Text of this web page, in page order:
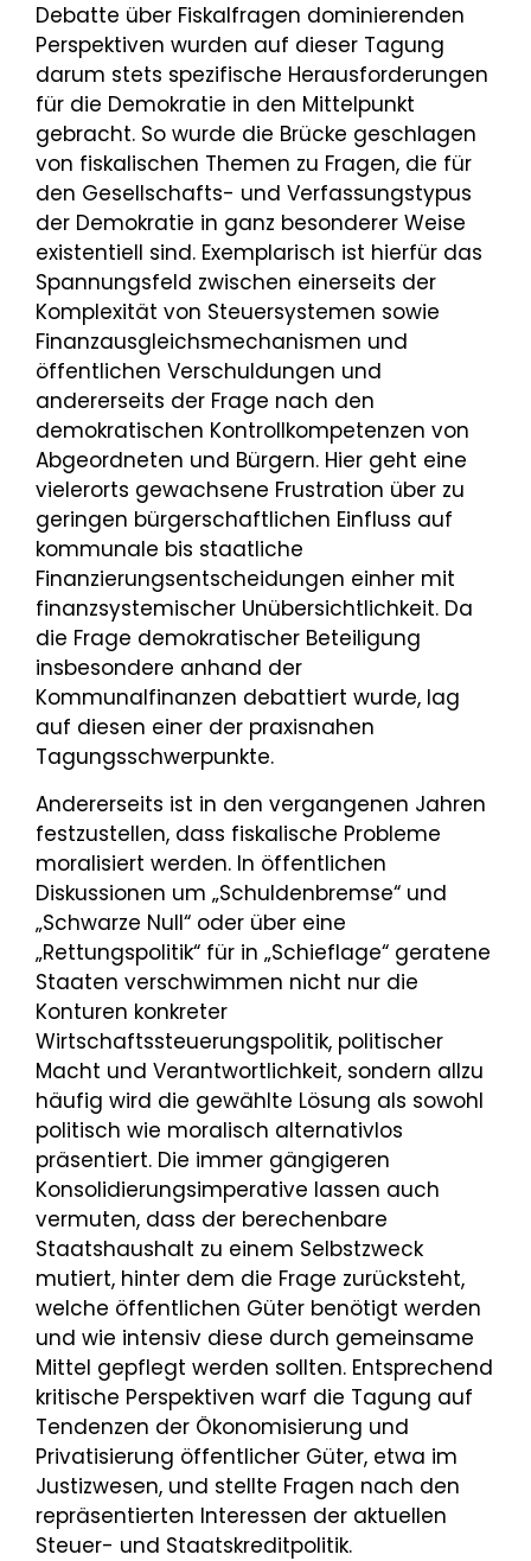
Debatte über Fiskalfragen dominierenden
Perspektiven wurden auf dieser Tagung
darum stets spezifische Herausforderungen
für die Demokratie in den Mittelpunkt
gebracht. So wurde die Brücke geschlagen
von fiskalischen Themen zu Fragen, die für
den Gesellschafts- und Verfassungstypus
der Demokratie in ganz besonderer Weise
existentiell sind. Exemplarisch ist hierfür das
Spannungsfeld zwischen einerseits der
Komplexität von Steuersystemen sowie
Finanzausgleichsmechanismen und
öffentlichen Verschuldungen und
andererseits der Frage nach den
demokratischen Kontrollkompetenzen von
Abgeordneten und Bürgern. Hier geht eine
vielerorts gewachsene Frustration über zu
geringen bürgerschaftlichen Einfluss auf
kommunale bis staatliche
Finanzierungsentscheidungen einher mit
finanzsystemischer Unübersichtlichkeit. Da
die Frage demokratischer Beteiligung
insbesondere anhand der
Kommunalfinanzen debattiert wurde, lag
auf diesen einer der praxisnahen
Tagungsschwerpunkte.
Andererseits ist in den vergangenen Jahren
festzustellen, dass fiskalische Probleme
moralisiert werden. In öffentlichen
Diskussionen um „Schuldenbremse“ und
„Schwarze Null“ oder über eine
„Rettungspolitik“ für in „Schieflage“ geratene
Staaten verschwimmen nicht nur die
Konturen konkreter
Wirtschaftssteuerungspolitik, politischer
Macht und Verantwortlichkeit, sondern allzu
häufig wird die gewählte Lösung als sowohl
politisch wie moralisch alternativlos
präsentiert. Die immer gängigeren
Konsolidierungsimperative lassen auch
vermuten, dass der berechenbare
Staatshaushalt zu einem Selbstzweck
mutiert, hinter dem die Frage zurücksteht,
welche öffentlichen Güter benötigt werden
und wie intensiv diese durch gemeinsame
Mittel gepflegt werden sollten. Entsprechend
kritische Perspektiven warf die Tagung auf
Tendenzen der Ökonomisierung und
Privatisierung öffentlicher Güter, etwa im
Justizwesen, und stellte Fragen nach den
repräsentierten Interessen der aktuellen
Steuer- und Staatskreditpolitik.